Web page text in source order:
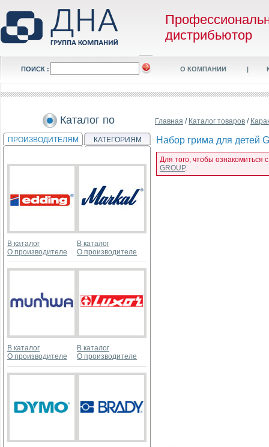
дистрибьютор
ПОИСК : О КОМПАНИИ |
Каталог по
ПРОИЗВОДИТЕЛЯМ КАТЕГОРИЯМ
В каталог
О производителе
В каталог
О производителе
В каталог
О производителе
В каталог
О производителе
Главная / Каталог товаров /
Набор грима для детей
Для того, чтобы ознакомиться
GROUP.